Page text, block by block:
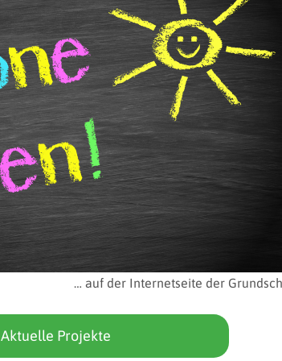
… auf der Internetseite der
Aktuelle Projekte